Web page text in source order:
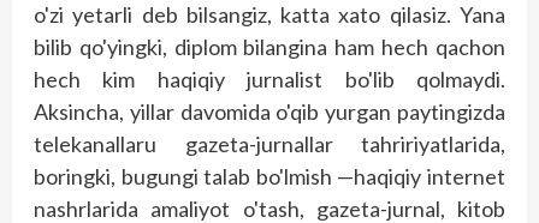
o'zi yetarli deb bilsangiz, katta xato qilasiz. Yana
bilib qo'yingki, diplom bilangina ham hech qachon
hech kim haqiqiy jurnalist bo'lib qolmaydi.
Aksincha, yillar davomida o'qib yurgan paytingizda
telekanallaru gazeta-jurnallar tahririyatlarida,
boringki, bugungi talab bo'lmish —haqiqiy internet
nashrlarida amaliyot o'tash, gazeta-jurnal, kitob